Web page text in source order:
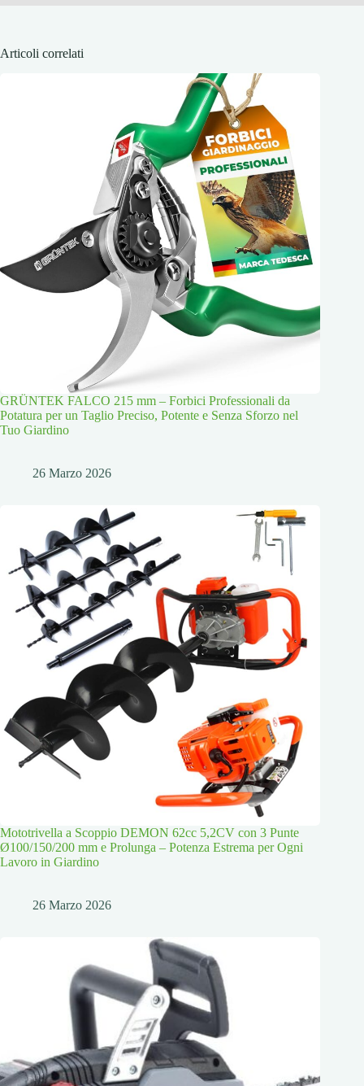
Articoli correlati
GRÜNTEK FALCO 215 mm – Forbici Professionali da
Potatura per un Taglio Preciso, Potente e Senza Sforzo nel
Tuo Giardino
26 Marzo 2026
Mototrivella a Scoppio DEMON 62cc 5,2CV con 3 Punte
Ø100/150/200 mm e Prolunga – Potenza Estrema per Ogni
Lavoro in Giardino
26 Marzo 2026